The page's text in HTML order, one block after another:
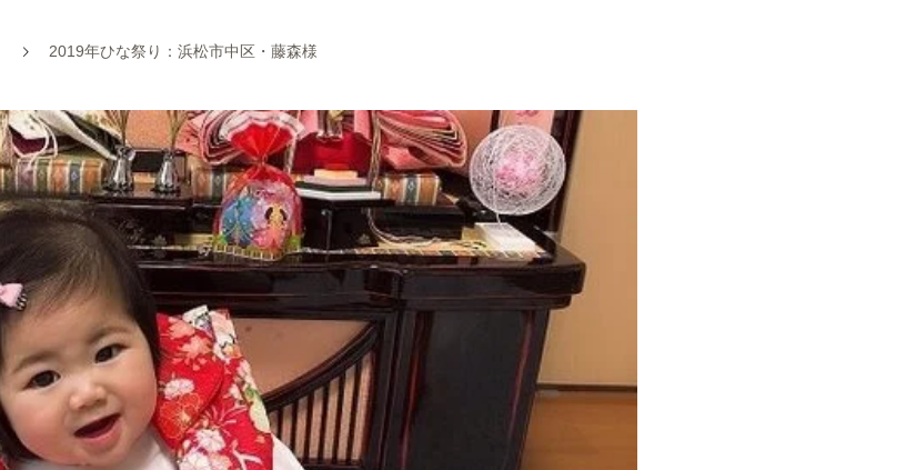
2019年ひな祭り：浜松市中区・藤森様